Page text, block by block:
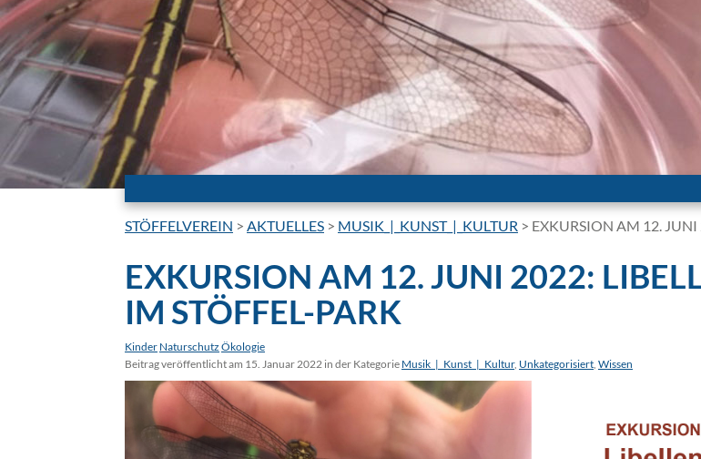
STÖFFELVEREIN > AKTUELLES > MUSIK_|_KUNST_|_KULTUR > EXKURSION AM 12. JUNI
EXKURSION AM 12. JUNI 2022:
IM STÖFFEL-PARK
Kinder Naturschutz Ökologie
Beitrag veröffentlicht am 15. Januar 2022 in der Kategorie Musik_|_Kunst_|_Kultur, Unkategorisiert, Wissen